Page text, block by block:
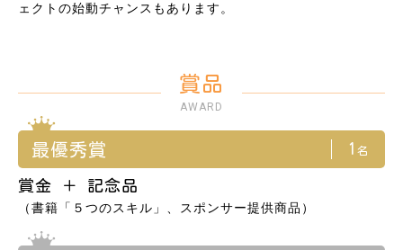
ェクトの始動チャンスもあります。
賞品
AWARD
最優秀賞 1 名
賞金 ＋ 記念品
（書籍「５つのスキル」、スポンサー提供商品）